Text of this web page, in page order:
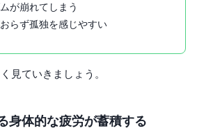
が崩れてしまう
らず孤独を感じやすい
見ていきましょう。
身体的な疲労が蓄積する